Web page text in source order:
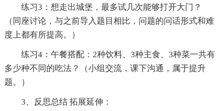
练习3：想走出城堡，最多试几次能够打开大门？
（同座讨论，与之前导入题目相比，问题的问话形式和难
度上都有所提高。）
练习4：午餐搭配：2种饮料、3种主食、3种菜一共有
多少种不同的吃法？（小组交流，课下沟通，属于提升
题。）
3、反思总结 拓展延伸：